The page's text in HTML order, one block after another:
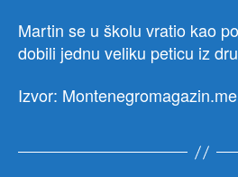
Martin se u školu vratio kao
dobili jednu veliku peticu iz
Izvor: Montenegromagazin.me